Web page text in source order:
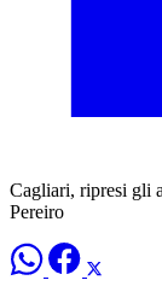
Cagliari, ripresi gli
Pereiro